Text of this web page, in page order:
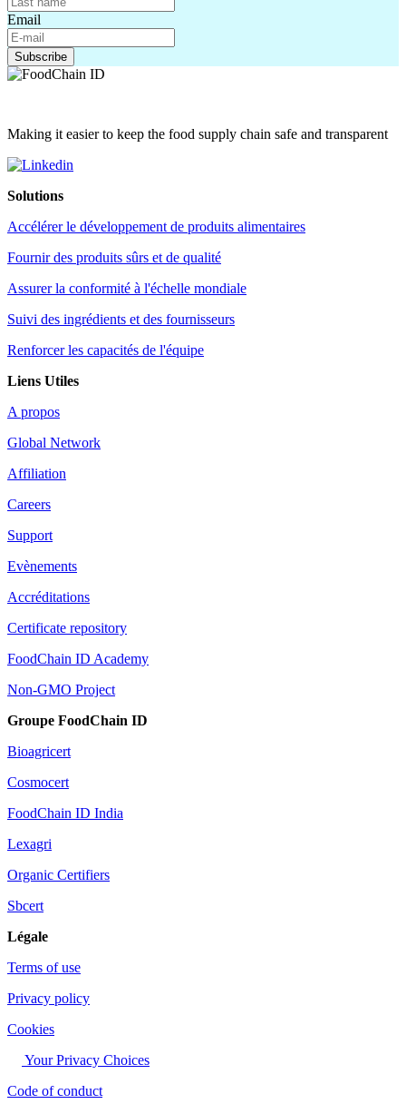
Email
Making it easier to keep the food supply chain safe and transparent
Solutions
Accélérer le développement de produits alimentaires
Fournir des produits sûrs et de qualité
Assurer la conformité à l'échelle mondiale
Suivi des ingrédients et des fournisseurs
Renforcer les capacités de l'équipe
Liens Utiles
A propos
Global Network
Affiliation
Careers
Support
Evènements
Accréditations
Certificate repository
FoodChain ID Academy
Non-GMO Project
Groupe FoodChain ID
Bioagricert
Cosmocert
FoodChain ID India
Lexagri
Organic Certifiers
Sbcert
Légale
Terms of use
Privacy policy
Cookies
Your Privacy Choices
Code of conduct